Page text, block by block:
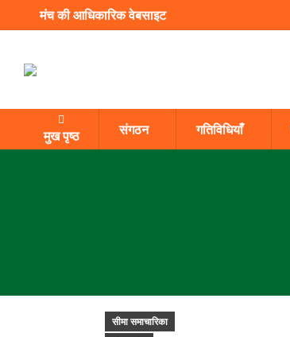
मंच की आधिकारिक वेबसाइट
मुख पृष्ठ संगठन गतिविधियाँ
सीमा समाचारिका